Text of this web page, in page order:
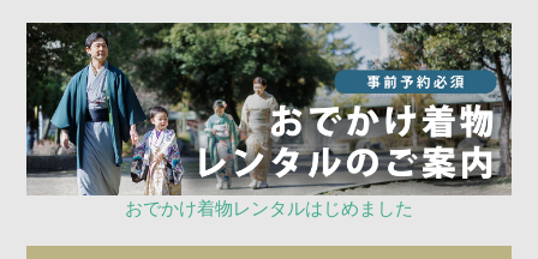
おでかけ着物レンタルはじめました